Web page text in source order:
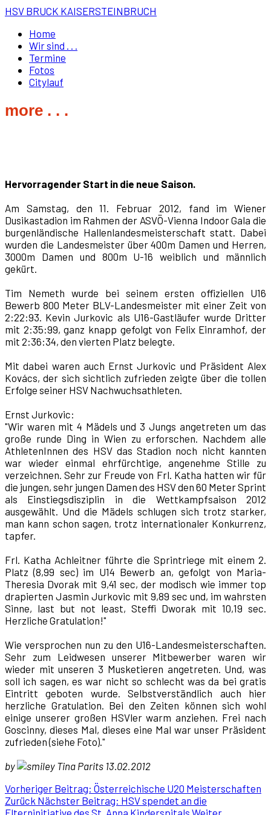
HSV BRUCK KAISERSTEINBRUCH
Home
Wir sind . . .
Termine
Fotos
Citylauf
more . . .
Hervorragender Start in die neue Saison.
Am Samstag, den 11. Februar 2012, fand im Wiener
Dusikastadion im Rahmen der ASVÖ-Vienna Indoor Gala die
burgenländische Hallenlandesmeisterschaft statt. Dabei
wurden die Landesmeister über 400m Damen und Herren,
3000m Damen und 800m U-16 weiblich und männlich
gekürt.
Tim Nemeth wurde bei seinem ersten offiziellen U16
Bewerb 800 Meter BLV-Landesmeister mit einer Zeit von
2:22:93. Kevin Jurkovic als U16-Gastläufer wurde Dritter
mit 2:35:99, ganz knapp gefolgt von Felix Einramhof, der
mit 2:36:34, den vierten Platz belegte.
Mit dabei waren auch Ernst Jurkovic und Präsident Alex
Kovács, der sich sichtlich zufrieden zeigte über die tollen
Erfolge seiner HSV Nachwuchsathleten.
Ernst Jurkovic:
"Wir waren mit 4 Mädels und 3 Jungs angetreten um das
große runde Ding in Wien zu erforschen. Nachdem alle
AthletenInnen des HSV das Stadion noch nicht kannten
war wieder einmal ehrfürchtige, angenehme Stille zu
verzeichnen. Sehr zur Freude von Frl. Katha hatten wir für
die jungen, sehr jungen Damen des HSV den 60 Meter Sprint
als Einstiegsdisziplin in die Wettkampfsaison 2012
ausgewählt. Und die Mädels schlugen sich trotz starker,
man kann schon sagen, trotz internationaler Konkurrenz,
tapfer.
Frl. Katha Achleitner führte die Sprintriege mit einem 2.
Platz (8,99 sec) im U14 Bewerb an, gefolgt von Maria-
Theresia Dvorak mit 9,41 sec, der modisch wie immer top
drapierten Jasmin Jurkovic mit 9,89 sec und, im wahrsten
Sinne, last but not least, Steffi Dworak mit 10,19 sec.
Herzliche Gratulation!"
Wie versprochen nun zu den U16-Landesmeisterschaften.
Sehr zum Leidwesen unserer Mitbewerber waren wir
wieder mit unseren 3 Musketieren angetreten. Und, was
soll ich sagen, es war nicht so schlecht was da bei gratis
Eintritt geboten wurde. Selbstverständlich auch hier
herzliche Gratulation. Bei den Zeiten können sich wohl
einige unserer großen HSVler warm anziehen. Frei nach
Goscinny, dieses Mal, dieses eine Mal war unser Präsident
zufrieden (siehe Foto)."
by
Tina Parits 13.02.2012
Vorheriger Beitrag: Österreichische U20 Meisterschaften
Zurück Nächster Beitrag: HSV spendet an die